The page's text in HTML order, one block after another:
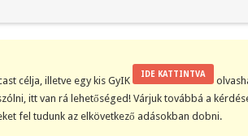
célja, illetve egy kis GyIK
IDE KATTINTVA
itt van rá lehetőséged! Várjuk továbbá a
fel tudunk az elkövetkező adásokban dobni.